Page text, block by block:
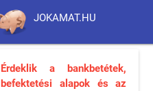
JOKAMAT.HU
Érdeklik a bankbetétek,
befektetési alapok és az